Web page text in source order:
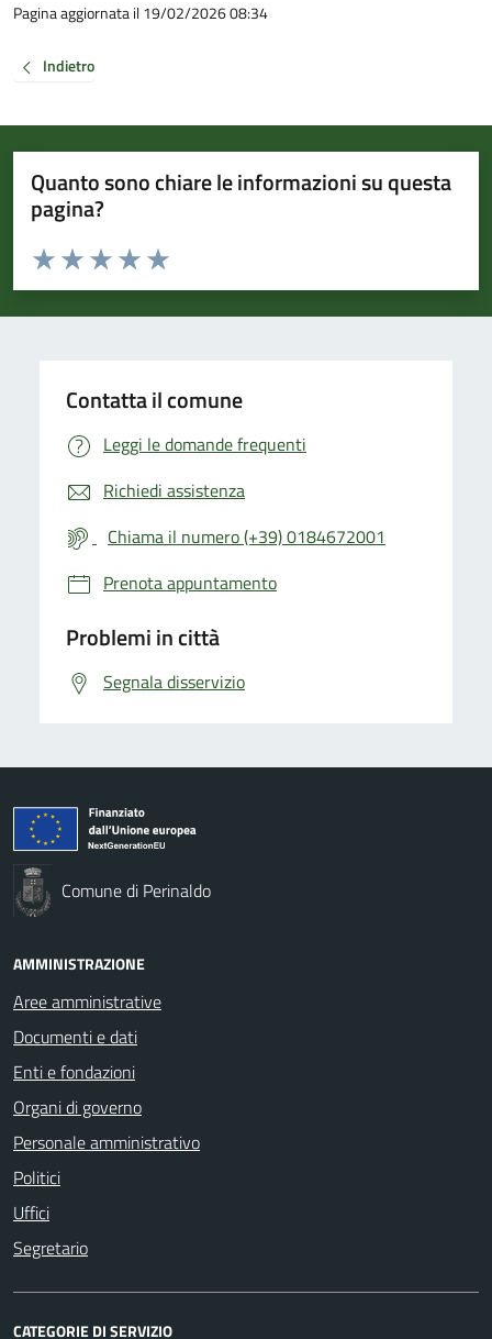
Pagina aggiornata il 19/02/2026 08:34
Indietro
Quanto sono chiare le informazioni su questa
pagina?
Valuta da 1 a 5 stelle la pagina
Valuta 5 stelle su 5
Valuta 4 stelle su 5
Valuta 3 stelle su 5
Valuta 2 stelle su 5
Valuta 1 stelle su 5
Contatta il comune
Leggi le domande frequenti
Richiedi assistenza
Chiama il numero (+39) 0184672001
Prenota appuntamento
Problemi in città
Segnala disservizio
Comune di Perinaldo
AMMINISTRAZIONE
Aree amministrative
Documenti e dati
Enti e fondazioni
Organi di governo
Personale amministrativo
Politici
Uffici
Segretario
CATEGORIE DI SERVIZIO